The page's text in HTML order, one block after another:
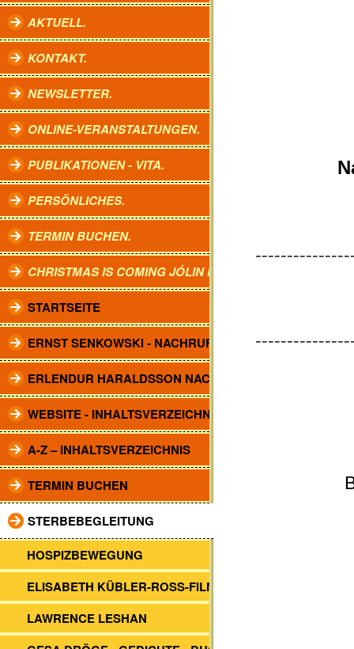
AKTUELL.
KONTAKT.
NEWSLETTER.
ONLINE-VERANSTALTUNGEN.
PUBLIKATIONEN - VITA.
PERSÖNLICHES.
TERMIN BUCHEN.
CHRISTMAS IS COMING JÓLIN KOMA.
STARTSEITE
ERNST SENKOWSKI - NACHRUF
ERLENDUR HARALDSSON NACHRUF
WEBSITE - INHALTSVERZEICHNIS
A-Z – INHALTSVERZEICHNIS
TERMIN BUCHEN
STERBEBEGLEITUNG
HOSPIZBEWEGUNG
ELISABETH KÜBLER-ROSS-FILME
LAWRENCE LESHAN